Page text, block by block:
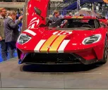
i
k
e